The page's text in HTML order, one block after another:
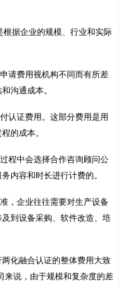
据企业的规模、行业和实际
请费用视机构不同而有所差
沟通成本。
认证费用。这部分费用是用
的成本。
程中会选择合作咨询顾问公
内容和时长进行计费的。
，企业往往需要对生产设备
到设备采购、软件改造、培
化融合认证的整体费用大致
来说，由于规模和复杂度的差